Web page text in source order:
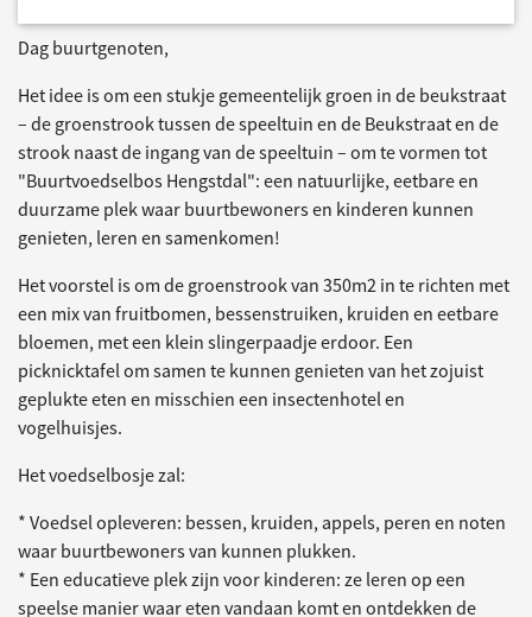
Dag buurtgenoten,
Het idee is om een stukje gemeentelijk groen in de beukstraat
– de groenstrook tussen de speeltuin en de Beukstraat en de
strook naast de ingang van de speeltuin – om te vormen tot
"Buurtvoedselbos Hengstdal": een natuurlijke, eetbare en
duurzame plek waar buurtbewoners en kinderen kunnen
genieten, leren en samenkomen!
Het voorstel is om de groenstrook van 350m2 in te richten met
een mix van fruitbomen, bessenstruiken, kruiden en eetbare
bloemen, met een klein slingerpaadje erdoor. Een
picknicktafel om samen te kunnen genieten van het zojuist
geplukte eten en misschien een insectenhotel en
vogelhuisjes.
Het voedselbosje zal:
* Voedsel opleveren: bessen, kruiden, appels, peren en noten
waar buurtbewoners van kunnen plukken.
* Een educatieve plek zijn voor kinderen: ze leren op een
speelse manier waar eten vandaan komt en ontdekken de